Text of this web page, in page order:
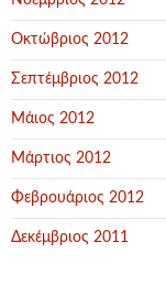
Οκτώβριος 2012
Σεπτέμβριος 2012
Μάιος 2012
Μάρτιος 2012
Φεβρουάριος 2012
Δεκέμβριος 2011